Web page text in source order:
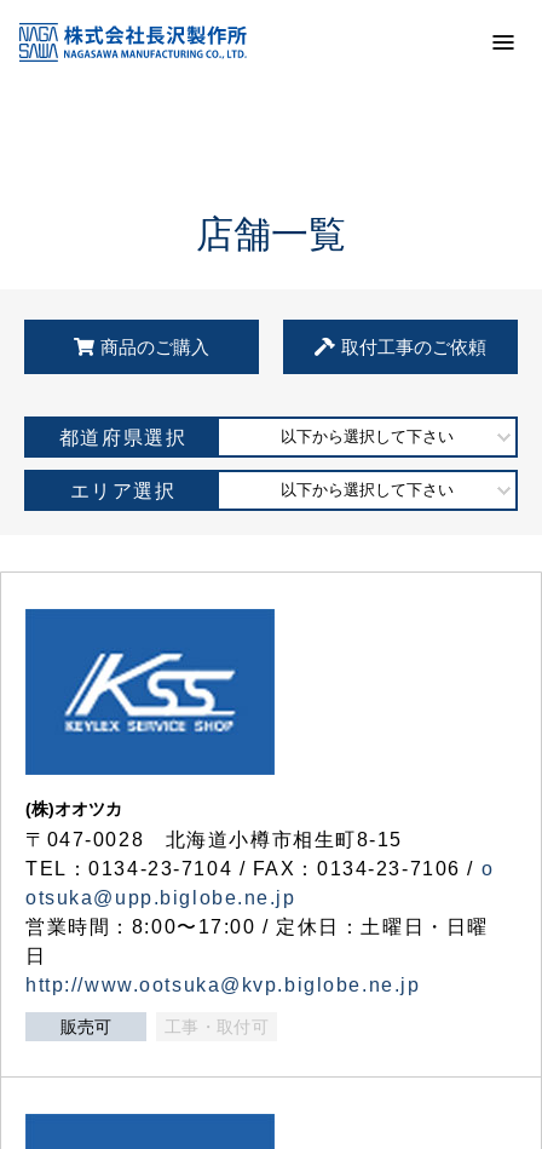
KSS加盟店・取扱店情報
店舗一覧
店舗一覧
商品のご購入 取付工事のご依頼
都道府県選択 以下から選択して下さい
エリア選択 以下から選択して下さい
(株)オオツカ
〒047-0028 北海道小樽市相生町8-15
TEL：0134-23-7104 / FAX：0134-23-7106 / o
otsuka@upp.biglobe.ne.jp
営業時間：8:00〜17:00 / 定休日：土曜日・日曜
日
http://www.ootsuka@kvp.biglobe.ne.jp
販売可 工事・取付可